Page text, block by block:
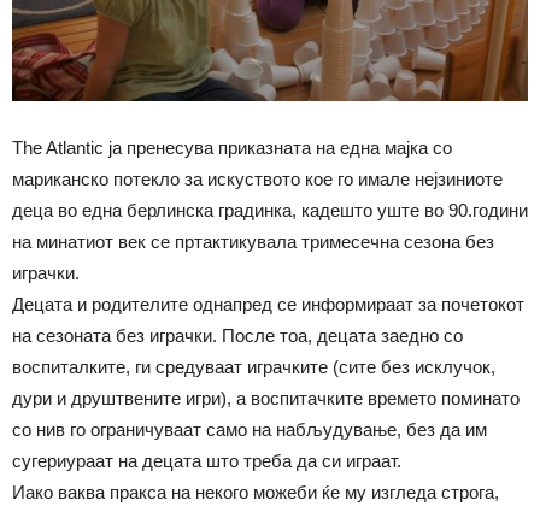
The Atlantic ја пренесува приказната на една мајка со
мариканско потекло за искуството кое го имале нејзиниоте
деца во една берлинска градинка, кадешто уште во 90.години
на минатиот век се пртактикувала тримесечна сезона без
играчки.
Децата и родителите однапред се информираат за почетокот
на сезоната без играчки. После тоа, децата заедно со
воспиталките, ги средуваат играчките (сите без исклучок,
дури и друштвените игри), а воспитачките времето поминато
со нив го ограничуваат само на набљудување, без да им
сугериураат на децата што треба да си играат.
Иако ваква пракса на некого можеби ќе му изгледа строга,